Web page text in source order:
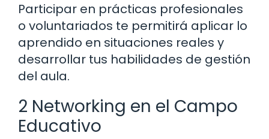
Participar en prácticas profesionales
o voluntariados te permitirá aplicar lo
aprendido en situaciones reales y
desarrollar tus habilidades de gestión
del aula.
2 Networking en el Campo
Educativo